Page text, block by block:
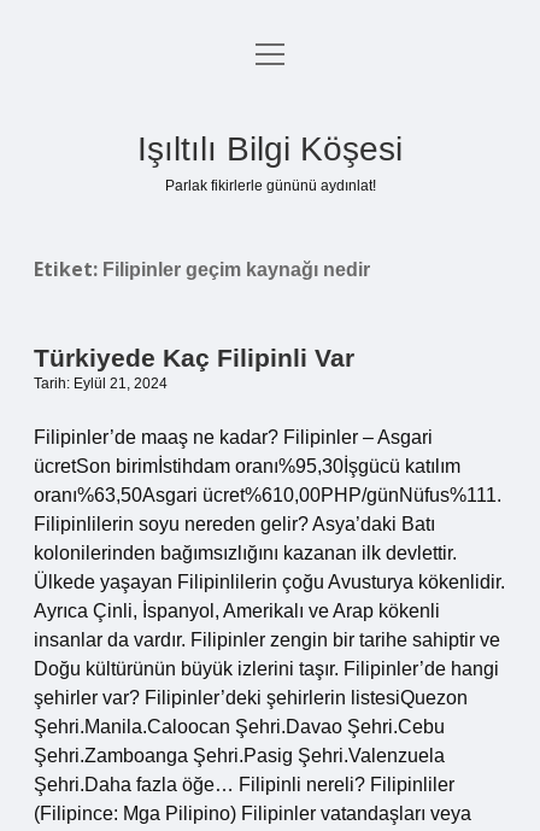
Anasayfa
Yasal Uyarı
menüyü
Işıltılı Bilgi Köşesi
Parlak fikirlerle gününü aydınlat!
Etiket: Filipinler geçim kaynağı nedir
Türkiyede Kaç Filipinli Var
Tarih: Eylül 21, 2024
Filipinler’de maaş ne kadar? Filipinler – Asgari
ücretSon birimİstihdam oranı%95,30İşgücü katılım
oranı%63,50Asgari ücret%610,00PHP/günNüfus%111.
Filipinlilerin soyu nereden gelir? Asya’daki Batı
kolonilerinden bağımsızlığını kazanan ilk devlettir.
Ülkede yaşayan Filipinlilerin çoğu Avusturya kökenlidir.
Ayrıca Çinli, İspanyol, Amerikalı ve Arap kökenli
insanlar da vardır. Filipinler zengin bir tarihe sahiptir ve
Doğu kültürünün büyük izlerini taşır. Filipinler’de hangi
şehirler var? Filipinler’deki şehirlerin listesiQuezon
Şehri.Manila.Caloocan Şehri.Davao Şehri.Cebu
Şehri.Zamboanga Şehri.Pasig Şehri.Valenzuela
Şehri.Daha fazla öğe… Filipinli nereli? Filipinliler
(Filipince: Mga Pilipino) Filipinler vatandaşları veya